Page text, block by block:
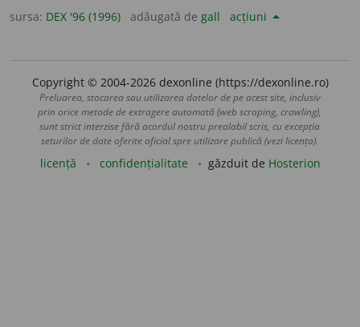
sursa: DEX '96 (1996) adăugată de gall acțiuni
Copyright © 2004-2026 dexonline (https://dexonline.ro)
Preluarea, stocarea sau utilizarea datelor de pe acest site, inclusiv
prin orice metode de extragere automată (web scraping, crawling),
sunt strict interzise fără acordul nostru prealabil scris, cu excepția
seturilor de date oferite oficial spre utilizare publică (vezi licența).
licență confidențialitate găzduit de Hosterion